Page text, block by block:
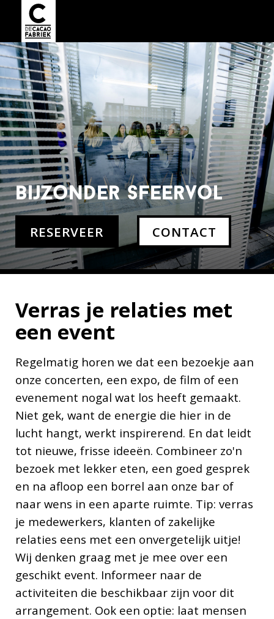
bijzonder sfeervol
RESERVEER CONTACT
Verras je relaties met
een event
Regelmatig horen we dat een bezoekje aan
onze concerten, een expo, de film of een
evenement nogal wat los heeft gemaakt.
Niet gek, want de energie die hier in de
lucht hangt, werkt inspirerend. En dat leidt
tot nieuwe, frisse ideeën. Combineer zo'n
bezoek met lekker eten, een goed gesprek
en na afloop een borrel aan onze bar of
naar wens in een aparte ruimte. Tip: verras
je medewerkers, klanten of zakelijke
relaties eens met een onvergetelijk uitje!
Wij denken graag met je mee over een
geschikt event. Informeer naar de
activiteiten die beschikbaar zijn voor dit
arrangement. Ook een optie: laat mensen